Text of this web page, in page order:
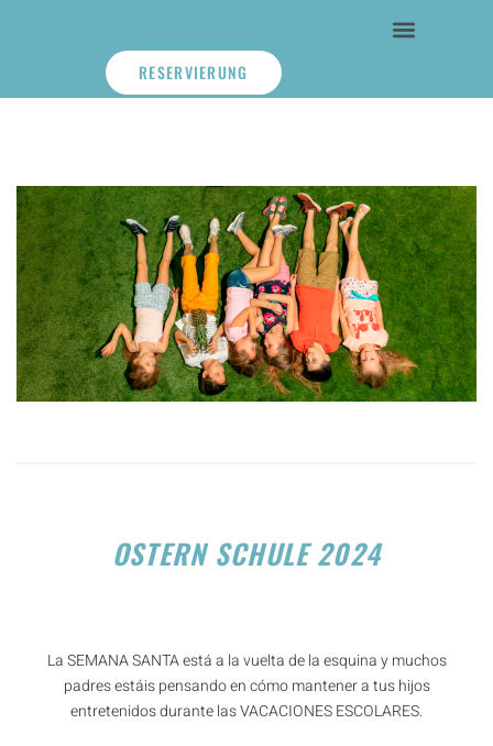
RESERVIERUNG
OSTERN SCHULE 2024
La SEMANA SANTA está a la vuelta de la esquina y muchos
padres estáis pensando en cómo mantener a tus hijos
entretenidos durante las VACACIONES ESCOLARES.